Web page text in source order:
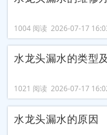
1004 阅读 2026-07-17
水龙头漏水的类型
1021 阅读 2026-07-17
水龙头漏水的原因